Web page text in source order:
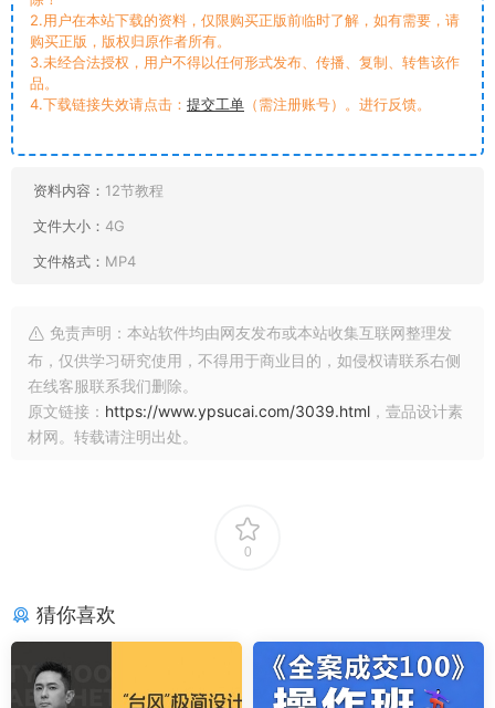
2.用户在本站下载的资料，仅限购买正版前临时了解，如有需要，请
购买正版，版权归原作者所有。
3.未经合法授权，用户不得以任何形式发布、传播、复制、转售该作
品。
4.下载链接失效请点击： 提交工单 （需注册账号）。进行反馈。
资料内容： 12节教程
文件大小： 4G
文件格式： MP4
免责声明：本站软件均由网友发布或本站收集互联网整理发
布，仅供学习研究使用，不得用于商业目的，如侵权请联系右侧
在线客服联系我们删除。
原文链接： https://www.ypsucai.com/3039.html ，壹品设计素
材网。转载请注明出处。
0
猜你喜欢